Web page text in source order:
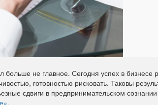
больше не главное. Сегодня успех в бизнесе
готовностью рисковать. Таковы
сдвиги в предпринимательском